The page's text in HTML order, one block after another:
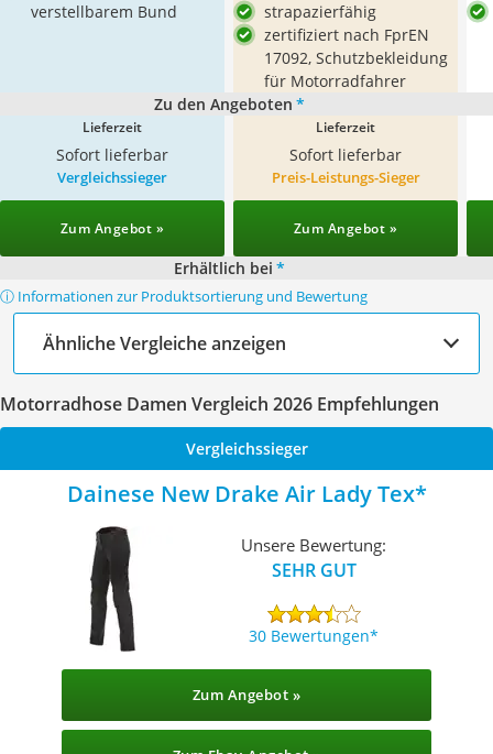
verstellbarem Bund
strapazierfähig
zertifiziert nach FprEN
17092, Schutzbekleidung
für Motorradfahrer
Zu den Angeboten *
Lieferzeit
Sofort lieferbar
Lieferzeit
Sofort lieferbar
Vergleichssieger
Zum Angebot »
Preis-Leistungs-Sieger
Zum Angebot »
Erhältlich bei *
ⓘ Informationen zur Produktsortierung und Bewertung
Ähnliche Vergleiche anzeigen
Motorradhose Damen Vergleich 2026 Empfehlungen
Vergleichssieger
Dainese New Drake Air Lady Tex
Unsere Bewertung:
SEHR GUT
30 Bewertungen
Zum Angebot »